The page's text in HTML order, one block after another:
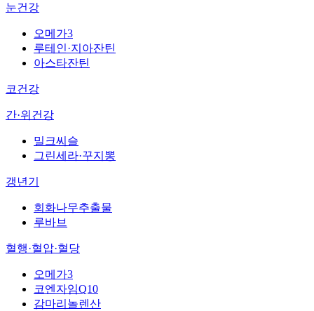
눈건강
오메가3
루테인·지아잔틴
아스타잔틴
코건강
간·위건강
밀크씨슬
그린세라·꾸지뽕
갱년기
회화나무추출물
루바브
혈행·혈압·혈당
오메가3
코엔자임Q10
감마리놀렌산